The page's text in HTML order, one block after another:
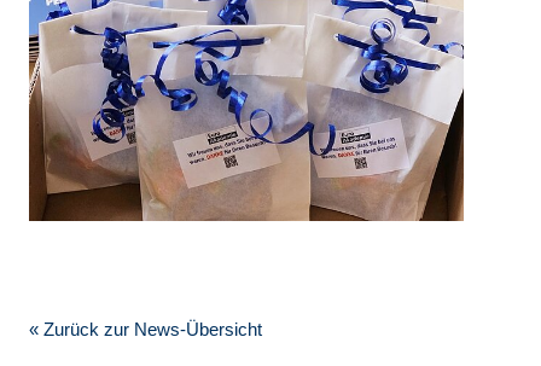
« Zurück zur News-Übersicht